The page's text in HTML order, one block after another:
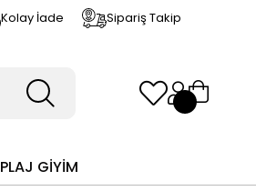
Kolay İade Sipariş Takip
PLAJ GİYİM